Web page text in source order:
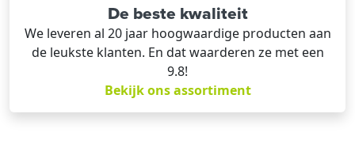
De beste kwaliteit
We leveren al 20 jaar hoogwaardige producten aan
de leukste klanten. En dat waarderen ze met een
9.8!
Bekijk ons assortiment